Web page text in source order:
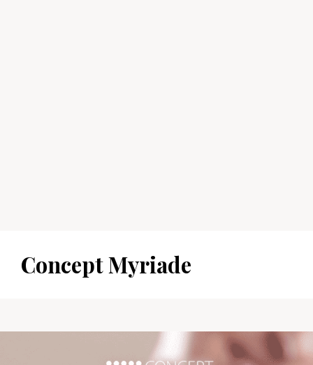
Concept Myriade